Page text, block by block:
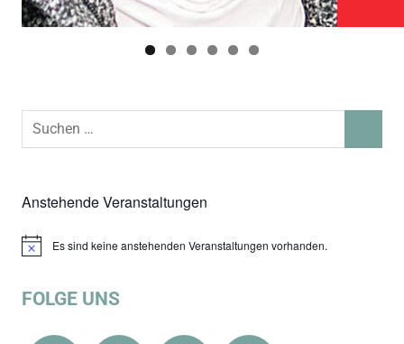
Suchen
Anstehende Veranstaltungen
HinweisEs sind keine anstehenden Veranstaltungen vorhanden.
FOLGE UNS